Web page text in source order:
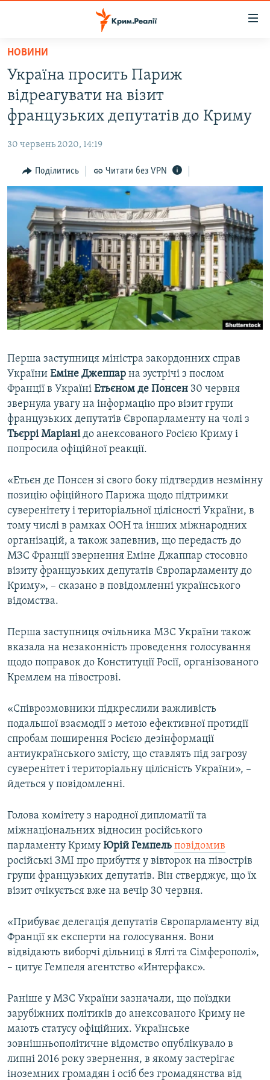
Перейти
основного
матеріалу
Перейти
до
основної
навігації
Перейти
до
пошуку
ВОДА.КРИМ
ВІДЕО ТА ФОТО
БЛОГИ
ПОГЛЯД
ІНТЕРВ'Ю
ВСЕ ЗА ДЕНЬ
СПЕЦПРОЕКТИ
ДЕПОРТАЦІЯ
ВІДЕОУРОКИ «ELIFBE»
СВІДЧЕННЯ ОКУПАЦІЇ
УКРАЇНСЬКА ПРОБЛЕМА КРИМУ
ЯК ОБІЙТИ БЛОКУВАННЯ
Русский
Qırımtatar
Усі сайти RFE/RL
НОВИНИ
Україна просить Париж
відреагувати на візит
французьких депутатів до Криму
30 червень 2020, 14:19
Поділитись Читати без VPN
Перша заступниця міністра закордонних справ
України Еміне Джеппар на зустрічі з послом
Франції в Україні Етьєном де Понсен 30 червня
звернула увагу на інформацію про візит групи
французьких депутатів Європарламенту на чолі з
Тьєррі Маріанідо анексованого Росією Криму і
попросила офіційної реакції.
«Етьєн де Понсен зі свого боку підтвердив незмінну
позицію офіційного Парижа щодо підтримки
суверенітету і територіальної цілісності України, в
тому числі в рамках ООН та інших міжнародних
організацій, а також запевнив, що передасть до
МЗС Франції звернення Еміне Джаппар стосовно
візиту французьких депутатів Європарламенту до
Криму», – сказано в повідомленні українського
відомства.
Перша заступниця очільника МЗС України також
вказала на незаконність проведення голосування
щодо поправок до Конституції Росії, організованого
Кремлем на півострові.
«Співрозмовники підкреслили важливість
подальшої взаємодії з метою ефективної протидії
спробам поширення Росією дезінформації
антиукраїнського змісту, що ставлять під загрозу
суверенітет і територіальну цілісність України», –
йдеться у повідомленні.
Голова комітету з народної дипломатії та
міжнаціональних відносин російського
парламенту Криму Юрій Гемпель повідомив
російські ЗМІ про прибуття у вівторок на півострів
групи французьких депутатів. Він стверджує, що їх
візит очікується вже на вечір 30 червня.
«Прибуває делегація депутатів Європарламенту від
Франції як експерти на голосування. Вони
відвідають виборчі дільниці в Ялті та Сімферополі»,
– цитує Гемпеля агентство «Интерфакс».
Раніше у МЗС України зазначали, що поїздки
зарубіжних політиків до анексованого Криму не
мають статусу офіційних. Українське
зовнішньополітичне відомство опублікувало в
липні 2016 року звернення, в якому застерігає
іноземних громадян і осіб без громадянства від